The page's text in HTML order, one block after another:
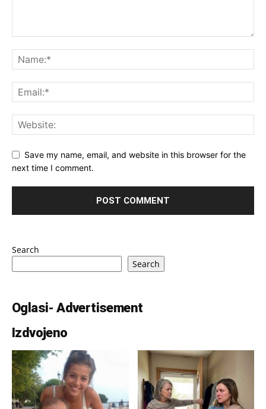
Save my name, email, and website in this browser for the
next time I comment.
Search
Search
Oglasi- Advertisement
Izdvojeno